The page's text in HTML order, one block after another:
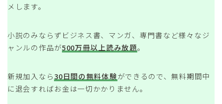
メします。
小説のみならずビジネス書、マンガ、専門書など様々なジ
ャンルの作品が500万冊以上読み放題。
新規加入なら30日間の無料体験ができるので、無料期間中
に退会すればお金は一切かかりません。